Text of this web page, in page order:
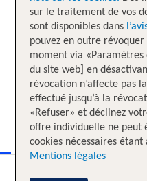
sur le traitement de vos
sont disponibles dans
pouvez en outre
moment via «Paramètres
du site web] en
révocation n’affecte pas
effectué jusqu’à la
«Refuser» et déclinez
offre individuelle ne peut
cookies nécessaires étant
Mentions légales